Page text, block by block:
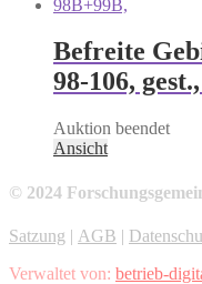
Befreite
98-106,
Auktion beendet
Ansicht
© 2024
Satzung | AGB |
Verwaltet von: betrieb-